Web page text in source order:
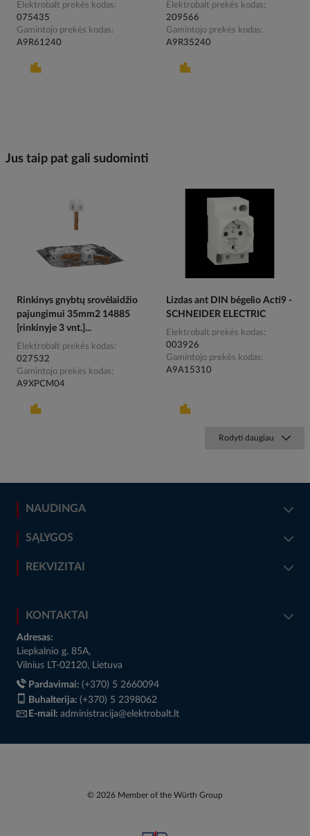
Elektrobalt prekės kodas
075435
Gamintojo prekės kodas
A9R61240
Elektrobalt prekės kodas
209566
Gamintojo prekės kodas
A9R35240
Jus taip pat gali sudominti
Rinkinys gnybtų srovėlaidžio
pajungimui 35mm2 14885
[rinkinyje 3 vnt.]...
Elektrobalt prekės kodas
027532
Gamintojo prekės kodas
A9XPCM04
Lizdas ant DIN bėgelio Acti9 -
SCHNEIDER ELECTRIC
Elektrobalt prekės kodas
003926
Gamintojo prekės kodas
A9A15310
Rodyti daugiau
NAUDINGA
SĄLYGOS
REKVIZITAI
KONTAKTAI
Adresas:
Liepkalnio g. 85A,
Vilnius LT-02120, Lietuva
Pardavimai: (+370) 5 2660094
Buhalterija: (+370) 5 2398062
E-mail: administracija@elektrobalt.lt
© 2026 Member of the Würth Group